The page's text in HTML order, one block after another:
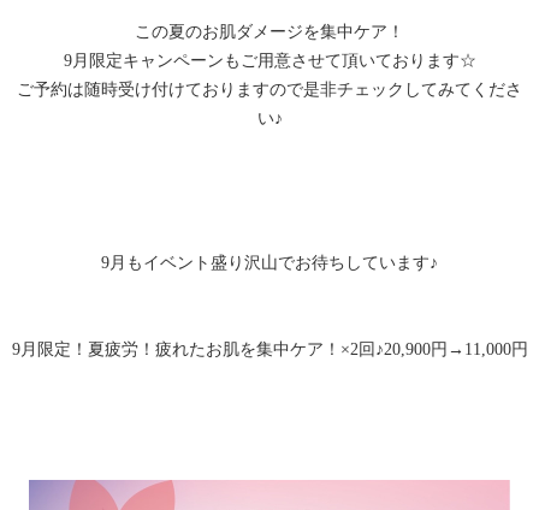
この夏のお肌ダメージを集中ケア！
9月限定キャンペーンもご用意させて頂いております☆
ご予約は随時受け付けておりますので是非チェックしてみてくださ
い♪
9月もイベント盛り沢山でお待ちしています♪
9月限定！夏疲労！疲れたお肌を集中ケア！×2回♪20,900円→11,000円